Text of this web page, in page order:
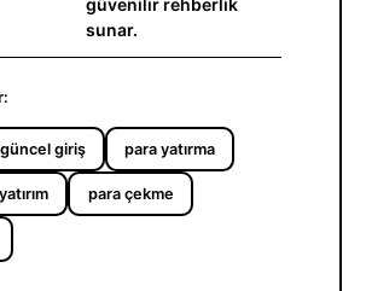
sunar.
güncel giriş para yatırma
para çekme